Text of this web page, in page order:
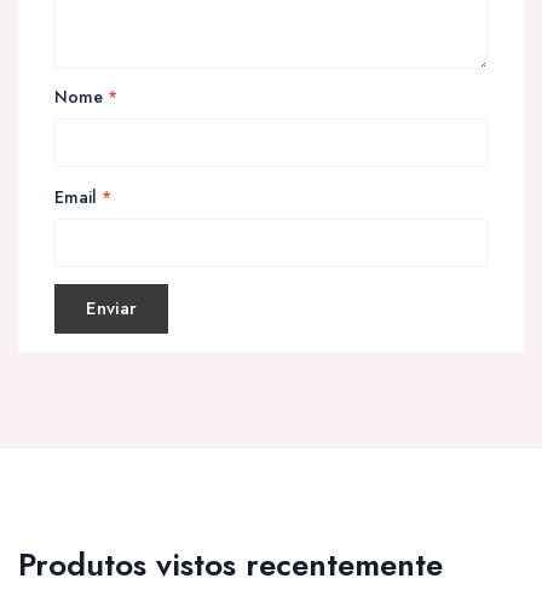
Nome *
Email *
Produtos vistos recentemente